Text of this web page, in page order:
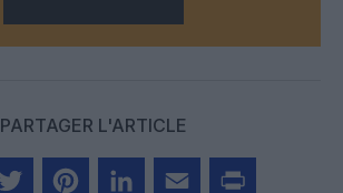
PARTAGER L'ARTICLE